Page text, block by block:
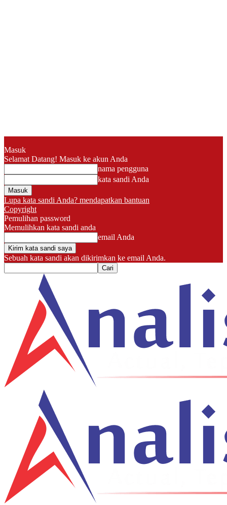
Masuk
Selamat Datang! Masuk ke akun Anda
nama pengguna
kata sandi Anda
Lupa kata sandi Anda? mendapatkan bantuan
Copyright
Pemulihan password
Memulihkan kata sandi anda
email Anda
Sebuah kata sandi akan dikirimkan ke email Anda.